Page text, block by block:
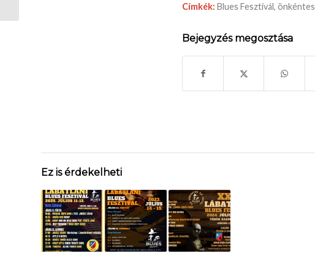
Címkék: Blues Fesztivál, önkéntes
Bejegyzés megosztása
Ez is érdekelheti